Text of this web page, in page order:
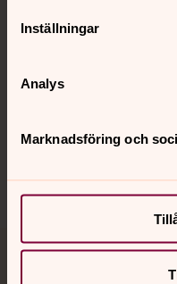
Inställningar
Analys
Marknadsföring och
Sociala kanaler
Jourhavande